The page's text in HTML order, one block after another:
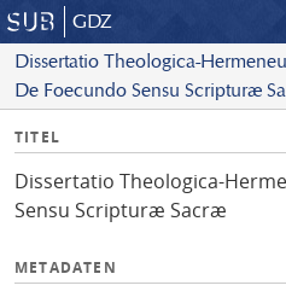
GDZ
Dissertatio Theologica-
De Foecundo Sensu Scripturæ
I
f
o
TITEL
Dissertatio Theologica-
Sensu Scripturæ Sacræ
METADATEN